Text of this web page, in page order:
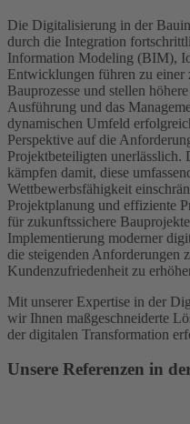
Die Digitalisierung in der
durch die Integration
Information Modeling (BIM),
Entwicklungen führen zu
Bauprozesse und stellen
Ausführung und das
dynamischen Umfeld
Perspektive auf die
Projektbeteiligten unerlässlich.
kämpfen damit, diese
Wettbewerbsfähigkeit
Projektplanung und effiziente
für zukunftssichere
Implementierung moderner
die steigenden Anforderungen
Kundenzufriedenheit zu
Mit unserer Expertise in der
wir Ihnen maßgeschneiderte
der digitalen Transformation
Unsere Referenzen in